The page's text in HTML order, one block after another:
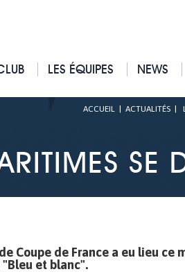
LES ÉQUIPES NEWS
ACCUEIL| ACTUALITÉS|
SE
Coupe de France a eu lieu ce
et blanc".